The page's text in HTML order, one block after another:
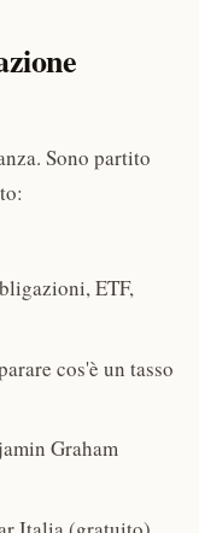
Sono partito
ETF,
cos'è un tasso
Graham